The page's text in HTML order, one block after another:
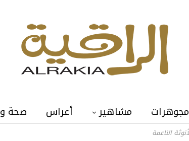
مجوهرات مشاهير أعراس صحة